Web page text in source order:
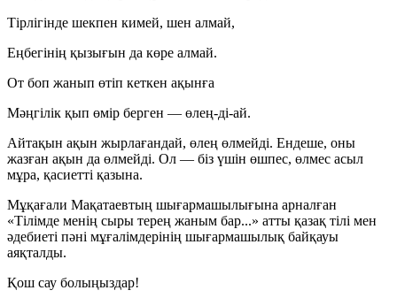
Тірлігінде шекпен кимей, шен алмай,
Еңбегінің қызығын да көре алмай.
От боп жанып өтіп кеткен ақынға
Мәңгілік қып өмір берген — өлең-ді-ай.
Айтақын ақын жырлағандай, өлең өлмейді. Ендеше, оны
жазған ақын да өлмейді. Ол — біз үшін өшпес, өлмес асыл
мұра, қасиетті қазына.
Мұқағали Мақатаевтың шығармашылығына арналған
«Тілімде менің сыры терең жаным бар...» атты қазақ тілі мен
әдебиеті пәні мұғалімдерінің шығармашылық байқауы
аяқталды.
Қош сау болыңыздар!